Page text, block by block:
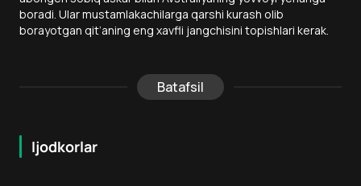
boradi. Ular mustamlakachilarga qarshi kurash olib
borayotgan qit’aning eng xavfli jangchisini topishlari kerak.
Batafsil
Ijodkorlar